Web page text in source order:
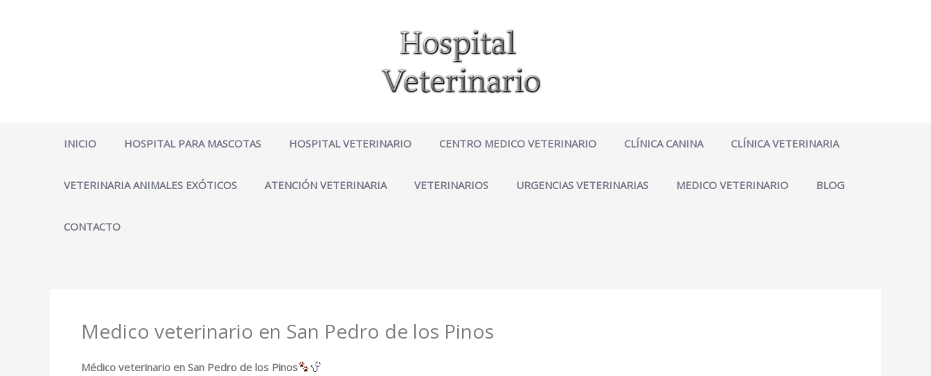
INICIO HOSPITAL PARA MASCOTAS HOSPITAL VETERINARIO CENTRO MEDICO VETERINARIO CLÍNICA CANINA CLÍNICA VETERINARIA
VETERINARIA ANIMALES EXÓTICOS ATENCIÓN VETERINARIA VETERINARIOS URGENCIAS VETERINARIAS MEDICO VETERINARIO BLOG
CONTACTO
Medico veterinario en San Pedro de los Pinos
Médico veterinario en San Pedro de los Pinos